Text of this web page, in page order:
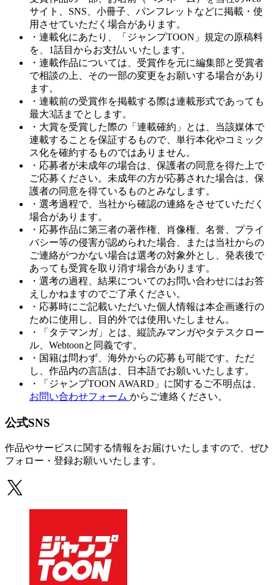
サイト、SNS、小冊子、パンフレットなどに掲載・使
用させていただく場合があります。
・連載化にあたり、「ジャンプTOON」規定の原稿料
を、1話目からお支払いいたします。
・連載作品については、受賞作を元に編集部と受賞者
で相談の上、その一部の変更をお願いする場合があり
ます。
・連載前の受賞作を掲載する際は連載形式であっても
最大3話までとします。
・大賞を受賞した際の「連載確約」とは、当該媒体で
連載することを保証するもので、単行本化やコミック
ス化を確約するものではありません。
・応募者が未成年の場合は、保護者の同意を得た上で
ご応募ください。未成年の方が応募された場合は、保
護者の同意を得ているものとみなします。
・選考過程で、当社から確認の連絡をさせていただく
場合があります。
・応募作品に第三者の著作権、肖像権、名誉、プライ
バシー等の侵害が認められた場合、または当社からの
ご連絡がつかない場合は選考の対象外とし、発表後で
あっても受賞を取り消す場合があります。
・選考の過程、結果についてのお問い合わせにはお答
えしかねますのでご了承ください。
・応募時にご記載いただいた個人情報は本企画遂行の
ために使用し、目的外では使用いたしません。
・「タテマンガ」とは、縦読みマンガやタテスクロー
ル、Webtoonと同義です。
・国籍は問わず、海外からの応募も可能です。ただ
し、作品内の言語は、日本語でお願いいたします。
・「ジャンプTOON AWARD」に関するご不明点は、
お問い合わせフォーム からご連絡ください。
公式SNS
作品やサービスに関する情報をお届けいたしますので、ぜひ
フォロー・登録お願いいたします。